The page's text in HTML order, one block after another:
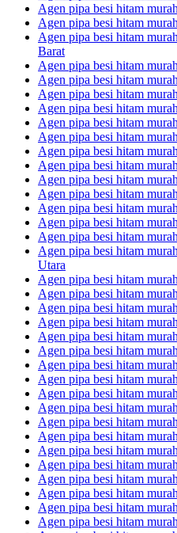
Agen pipa besi hitam
Agen pipa besi hitam
Agen pipa besi hitam
Barat
Agen pipa besi hitam
Agen pipa besi hitam
Agen pipa besi hitam
Agen pipa besi hitam
Agen pipa besi hitam
Agen pipa besi hitam
Agen pipa besi hitam
Agen pipa besi hitam
Agen pipa besi hitam
Agen pipa besi hitam
Agen pipa besi hitam
Agen pipa besi hitam
Agen pipa besi hitam
Agen pipa besi hitam
Utara
Agen pipa besi hitam
Agen pipa besi hitam
Agen pipa besi hitam
Agen pipa besi hitam
Agen pipa besi hitam
Agen pipa besi hitam
Agen pipa besi hitam
Agen pipa besi hitam
Agen pipa besi hitam
Agen pipa besi hitam
Agen pipa besi hitam
Agen pipa besi hitam
Agen pipa besi hitam
Agen pipa besi hitam
Agen pipa besi hitam
Agen pipa besi hitam
Agen pipa besi hitam
Agen pipa besi hitam